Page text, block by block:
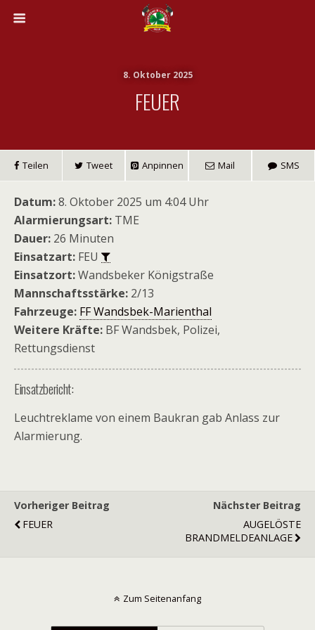
8. Oktober 2025
FEUER
Teilen Tweet Anpinnen Mail SMS
Datum:8. Oktober 2025 um 4:04 Uhr
Alarmierungsart: TME
Dauer: 26 Minuten
Einsatzart: FEU
Einsatzort:Wandsbeker Königstraße
Mannschaftsstärke: 2/13
Fahrzeuge: FF Wandsbek-Marienthal
Weitere Kräfte: BF Wandsbek, Polizei,
Rettungsdienst
Einsatzbericht:
Leuchtreklame von einem Baukran gab Anlass zur
Alarmierung.
Vorheriger Beitrag
FEUER
Nächster Beitrag
AUGELÖSTE
BRANDMELDEANLAGE
Zum Seitenanfang